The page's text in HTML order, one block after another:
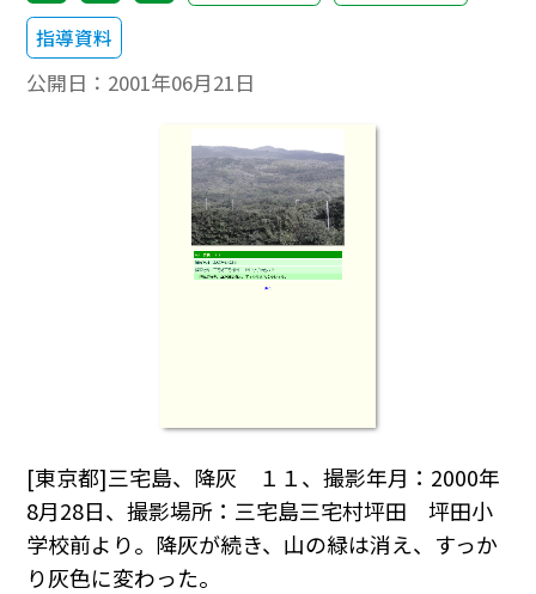
指導資料
公開日： 2001年06月21日
[東京都]三宅島、降灰 １１、撮影年月：2000年
8月28日、撮影場所：三宅島三宅村坪田 坪田小
学校前より。降灰が続き、山の緑は消え、すっか
り灰色に変わった。